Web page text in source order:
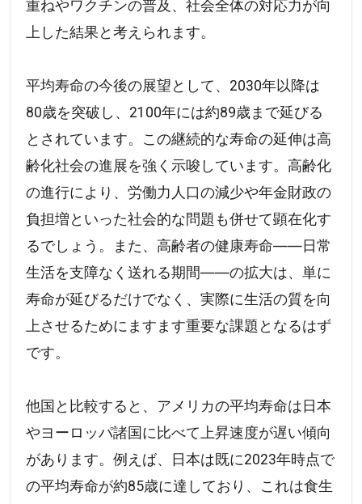
重ねやワクチンの普及、社会全体の対応力が向
上した結果と考えられます。
平均寿命の今後の展望として、2030年以降は
80歳を突破し、2100年には約89歳まで延びる
とされています。この継続的な寿命の延伸は高
齢化社会の進展を強く示唆しています。高齢化
の進行により、労働力人口の減少や年金財政の
負担増といった社会的な問題も併せて顕在化す
るでしょう。また、高齢者の健康寿命――日常
生活を支障なく送れる期間――の拡大は、単に
寿命が延びるだけでなく、実際に生活の質を向
上させるためにますます重要な課題となるはず
です。
他国と比較すると、アメリカの平均寿命は日本
やヨーロッパ諸国に比べて上昇速度が遅い傾向
があります。例えば、日本は既に2023年時点で
の平均寿命が約85歳に達しており、これは食生